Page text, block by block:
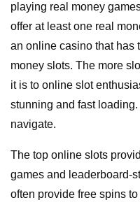
playing real money
offer at least one real
an online casino that has
money slots. The more
it is to online slot
stunning and fast
navigate.
The top online slots
games and leaderboard-
often provide free spins